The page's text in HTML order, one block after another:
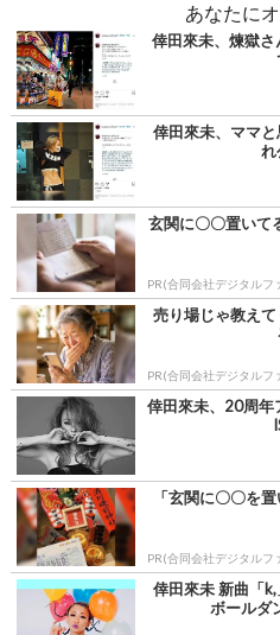
あなたに
倖田來未、煉獄
倖田來未、ママ
れ
玄関に〇〇置いて
PR(合同会社デジタルフ
売り場じゃ教え
PR(合同会社デジタルフ
倖田來未、20周年
「玄関に〇〇を
PR(合同会社デジタルフ
倖田來未 新曲「
ボールダ